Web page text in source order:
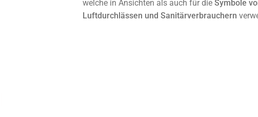
welche in Ansichten als auch für dieSymbole
Luftdurchlässen und Sanitärverbrauchern